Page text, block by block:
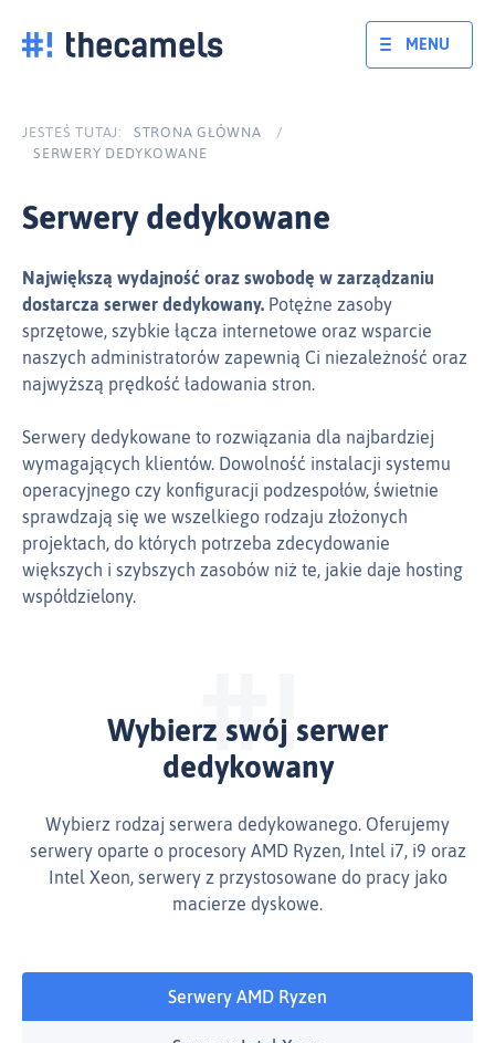
MENU
JESTEŚ TUTAJ: STRONA GŁÓWNA
/
SERWERY DEDYKOWANE
Serwery dedykowane
Największą wydajność oraz swobodę w zarządzaniu
dostarcza serwer dedykowany. Potężne zasoby
sprzętowe, szybkie łącza internetowe oraz wsparcie
naszych administratorów zapewnią Ci niezależność oraz
najwyższą prędkość ładowania stron.
Serwery dedykowane to rozwiązania dla najbardziej
wymagających klientów. Dowolność instalacji systemu
operacyjnego czy konfiguracji podzespołów, świetnie
sprawdzają się we wszelkiego rodzaju złożonych
projektach, do których potrzeba zdecydowanie
większych i szybszych zasobów niż te, jakie daje hosting
współdzielony.
Wybierz swój serwer
dedykowany
Wybierz rodzaj serwera dedykowanego. Oferujemy
serwery oparte o procesory AMD Ryzen, Intel i7, i9 oraz
Intel Xeon, serwery z przystosowane do pracy jako
macierze dyskowe.
Serwery AMD Ryzen